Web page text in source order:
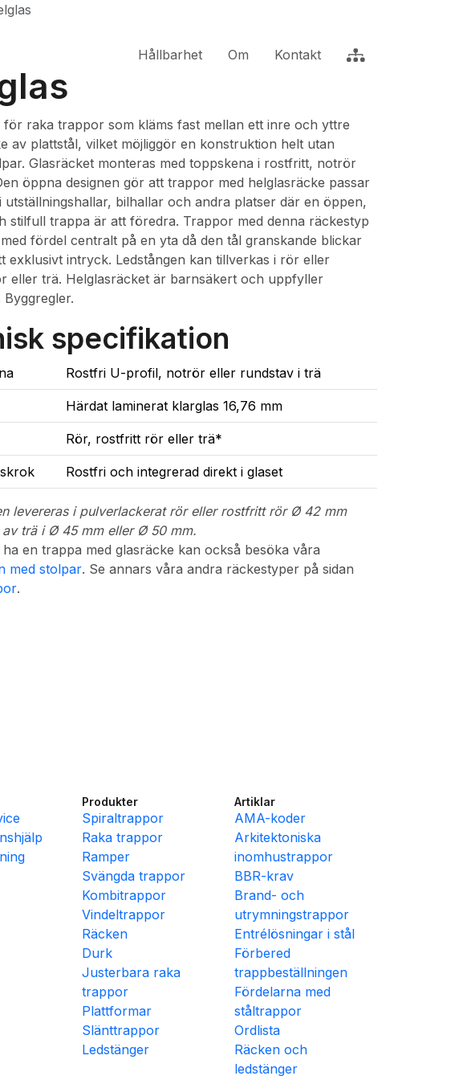
Hållbarhet Om Kontakt
för raka trappor som kläms fast mellan ett inre och yttre
av plattstål, vilket möjliggör en konstruktion helt utan
Glasräcket monteras med toppskena i rostfritt, notrör
öppna designen gör att trappor med helglasräcke passar
utställningshallar, bilhallar och andra platser där en öppen,
stilfull trappa är att föredra. Trappor med denna räckestyp
fördel centralt på en yta då den tål granskande blickar
exklusivt intryck. Ledstången kan tillverkas i rör eller
eller trä. Helglasräcket är barnsäkert och uppfyller
specifikation
Rostfri U-profil, notrör eller rundstav i trä
Härdat laminerat klarglas 16,76 mm
Rör, rostfritt rör eller trä*
Rostfri och integrerad direkt i glaset
levereras i pulverlackerat rör eller rostfritt rör Ø 42 mm
trä i Ø 45 mm eller Ø 50 mm.
ha en trappa med glasräcke kan också besöka våra
med stolpar. Se annars våra andra räckestyper på sidan
.
Produkter
Spiraltrappor
Raka trappor
Ramper
Svängda trappor
Kombitrappor
Vindeltrappor
Räcken
Durk
Justerbara raka
trappor
Plattformar
Slänttrappor
Ledstänger
Artiklar
AMA-koder
Arkitektoniska
inomhustrappor
BBR-krav
Brand- och
utrymningstrappor
Entrélösningar i stål
Förbered
trappbeställningen
Fördelarna med
ståltrappor
Ordlista
Räcken och
ledstänger